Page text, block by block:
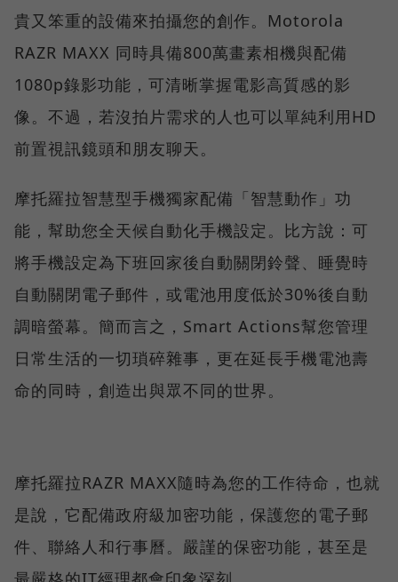
貴又笨重的設備來拍攝您的創作。Motorola
RAZR MAXX 同時具備800萬畫素相機與配備
1080p錄影功能，可清晰掌握電影高質感的影
像。不過，若沒拍片需求的人也可以單純利用HD
前置視訊鏡頭和朋友聊天。
摩托羅拉智慧型手機獨家配備「智慧動作」功
能，幫助您全天候自動化手機設定。比方說：可
將手機設定為下班回家後自動關閉鈴聲、睡覺時
自動關閉電子郵件，或電池用度低於30%後自動
調暗螢幕。簡而言之，Smart Actions幫您管理
日常生活的一切瑣碎雜事，更在延長手機電池壽
命的同時，創造出與眾不同的世界。
摩托羅拉RAZR MAXX隨時為您的工作待命，也就
是說，它配備政府級加密功能，保護您的電子郵
件、聯絡人和行事曆。嚴謹的保密功能，甚至是